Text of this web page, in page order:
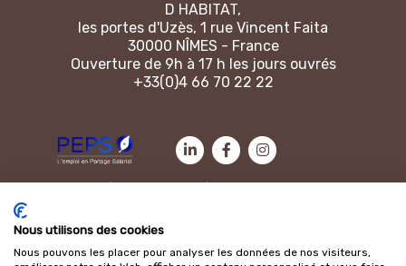
D HABITAT,
les portes d'Uzès, 1 rue Vincent Faita
30000 NÎMES - France
Ouverture de 9h à 17 h les jours ouvrés
+33(0)4 66 70 22 22
Nous utilisons des cookies
Nous pouvons les placer pour analyser les données de nos visiteurs,